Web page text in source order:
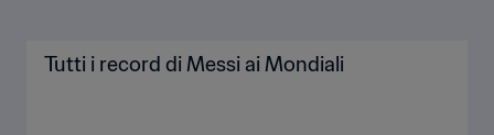
Tutti i record di Messi ai Mondiali